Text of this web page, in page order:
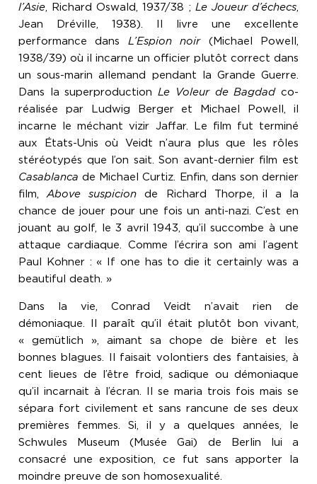
l’Asie, Richard Oswald, 1937/38 ; Le Joueur d’échecs,
Jean Dréville, 1938). Il livre une excellente
performance dans L’Espion noir(Michael Powell,
1938/39) où il incarne un officier plutôt correct dans
un sous-marin allemand pendant la Grande Guerre.
Dans la superproductionLe Voleur de Bagdadco-
réalisée par Ludwig Berger et Michael Powell, il
incarne le méchant vizir Jaffar. Le film fut terminé
aux États-Unis où Veidt n’aura plus que les rôles
stéréotypés que l’on sait. Son avant-dernier film est
Casablanca de Michael Curtiz. Enfin, dans son dernier
film, Above suspicion de Richard Thorpe, il a la
chance de jouer pour une fois un anti-nazi. C’est en
jouant au golf, le 3 avril 1943, qu’il succombe à une
attaque cardiaque. Comme l’écrira son ami l’agent
Paul Kohner : « If one has to die it certainly was a
beautiful death. »
Dans la vie, Conrad Veidt n’avait rien de
démoniaque. Il paraît qu’il était plutôt bon vivant,
« gemütlich », aimant sa chope de bière et les
bonnes blagues. Il faisait volontiers des fantaisies, à
cent lieues de l’être froid, sadique ou démoniaque
qu’il incarnait à l’écran. Il se maria trois fois mais se
sépara fort civilement et sans rancune de ses deux
premières femmes. Si, il y a quelques années, le
Schwules Museum (Musée Gai) de Berlin lui a
consacré une exposition, ce fut sans apporter la
moindre preuve de son homosexualité.